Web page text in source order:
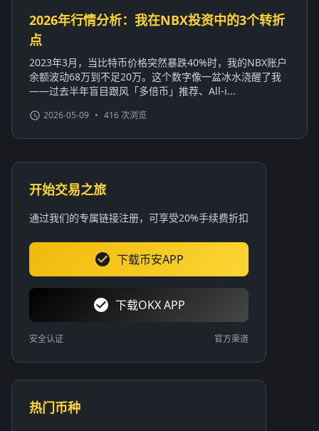
2026年行情分析：我在NBX投资中的3个转折
点
2023年3月，当比特币价格突然暴跌40%时，我的NBX账户
余额波动68万到不足20万。这个数字像一盆冰水浇醒了我
——过去半年盲目跟风「多倍币」推荐、All-i...
2026-05-09 • 416 次浏览
开始交易之旅
通过我们的专属链接注册，可享受20%手续费折扣
下载币安APP
下载OKX APP
安全认证 官方渠道
热门币种